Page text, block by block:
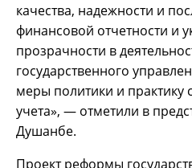
качества, надежности и
финансовой отчетности и
прозрачности в
государственного
меры политики и практику
учета», — отметили в
Душанбе.
Проект реформы